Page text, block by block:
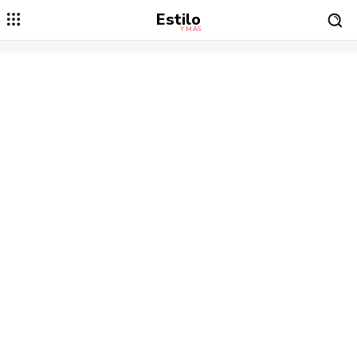
Estilo
Y MÁS